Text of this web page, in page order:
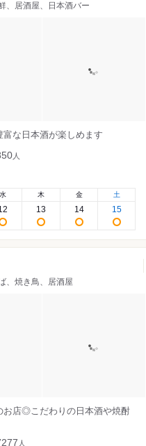
、居酒屋、日本酒バー
富な日本酒が楽しめます
人
水 木
13
金
14
土
15
、焼き鳥、居酒屋
店◎こだわりの日本酒や焼酎
人